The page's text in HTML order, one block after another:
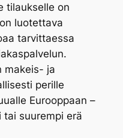
tilaukselle on
luotettava
tarvittaessa
makeis- ja
perille
Eurooppaan –
suurempi erä